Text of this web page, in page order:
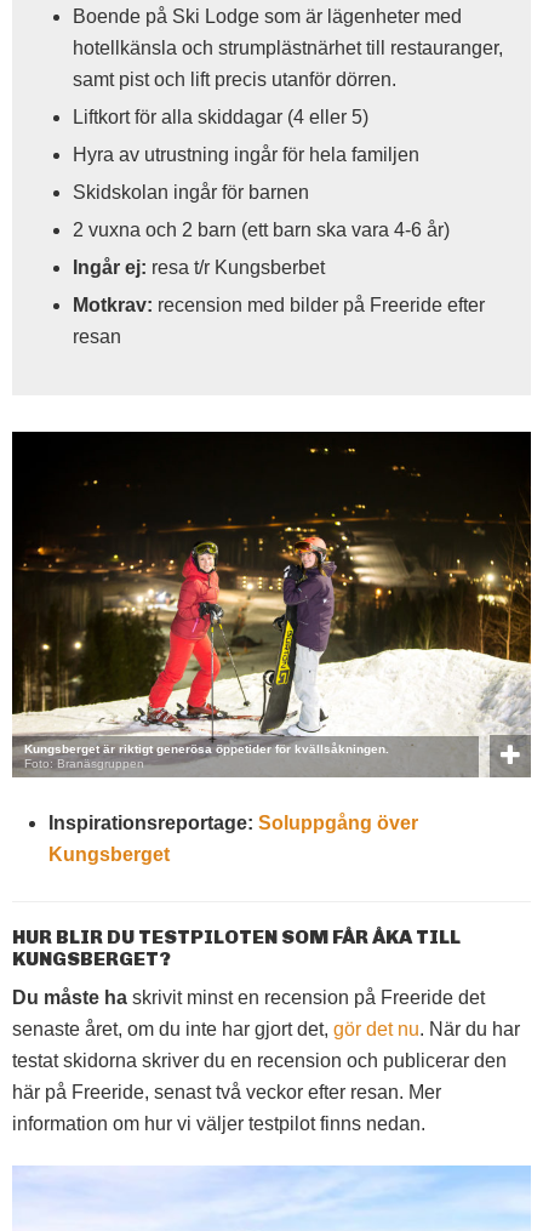
Boende på Ski Lodge som är lägenheter med
hotellkänsla och strumplästnärhet till restauranger,
samt pist och lift precis utanför dörren.
Liftkort för alla skiddagar (4 eller 5)
Hyra av utrustning ingår för hela familjen
Skidskolan ingår för barnen
2 vuxna och 2 barn (ett barn ska vara 4-6 år)
Ingår ej: resa t/r Kungsberbet
Motkrav: recension med bilder på Freeride efter
resan
Kungsberget är riktigt generösa öppetider för kvällsåkningen.
Foto: Branäsgruppen
Inspirationsreportage: Soluppgång över
Kungsberget
HUR BLIR DU TESTPILOTEN SOM FÅR ÅKA TILL
KUNGSBERGET?
Du måste ha skrivit minst en recension på Freeride det
senaste året, om du inte har gjort det, gör det nu. När du har
testat skidorna skriver du en recension och publicerar den
här på Freeride, senast två veckor efter resan. Mer
information om hur vi väljer testpilot finns nedan.